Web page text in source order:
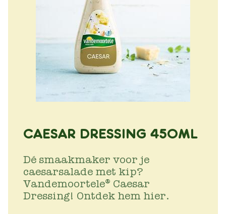
CAESAR DRESSING 450ML
Dé smaakmaker voor je
caesarsalade met kip?
Vandemoortele® Caesar
Dressing! Ontdek hem hier.